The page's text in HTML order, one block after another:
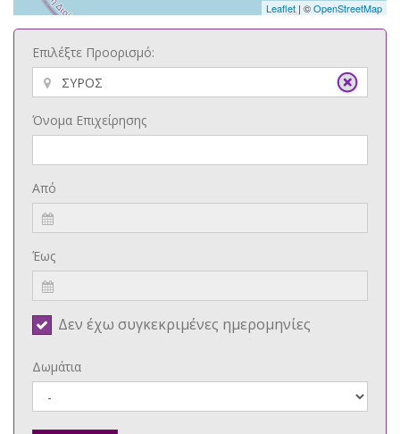
Leaflet | ©OpenStreetMap
Επιλέξτε Προορισμό:
Όνομα Επιχείρησης
Από
Έως
Δεν έχω συγκεκριμένες ημερομηνίες
Δωμάτια